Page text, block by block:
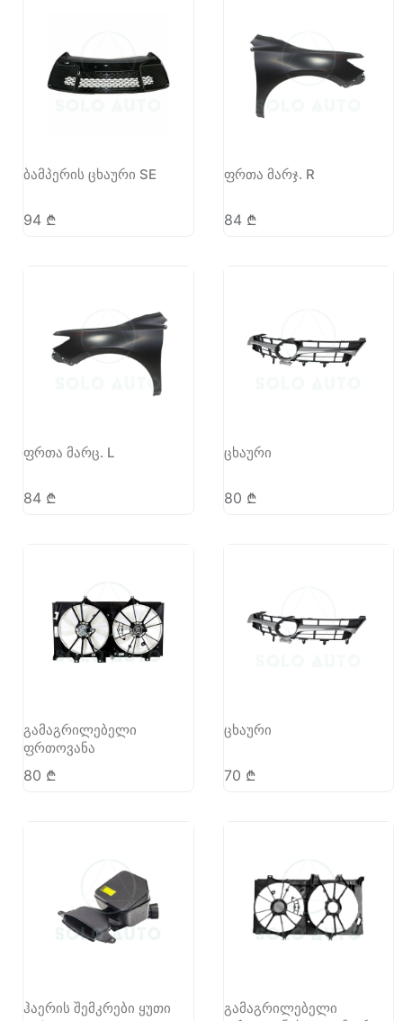
ბამპერის ცხაური SE
94 ₾
ფრთა მარჯ. R
84 ₾
ფრთა მარც. L
84 ₾
ცხაური
80 ₾
გამაგრილებელი
ფრთოვანა
80 ₾
ცხაური
70 ₾
ჰაერის შემკრები ყუთი
გამაგრილებელი